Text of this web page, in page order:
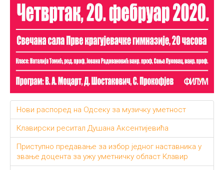
Нови распоред на Одсеку за музичку уметност
Клавирски реситал Душана Аксентијевића
Приступно предавање за избор једног наставника у
звање доцента за ужу уметничку област Клавир